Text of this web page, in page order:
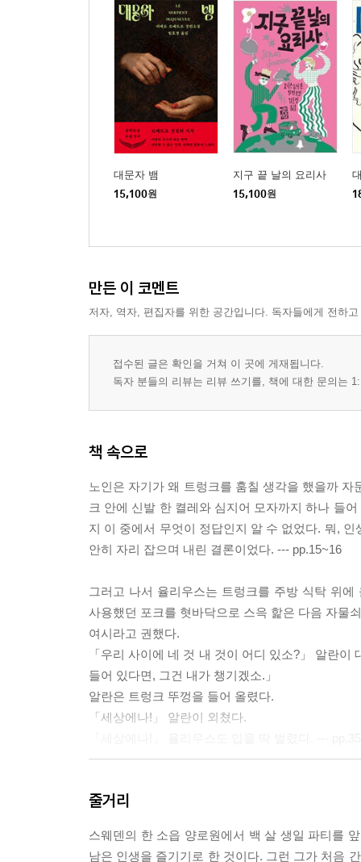
대문자 뱀
15,100원
지구 끝 날의 요리사
15,100원
만든 이 코멘트
저자, 역자, 편집자를 위한 공간입니다. 독자들에게 전하
접수된 글은 확인을 거쳐 이 곳에 게재됩니다.
독자 분들의 리뷰는 리뷰 쓰기를, 책에 대한 문의는
책 속으로
노인은 자기가 왜 트렁크를 훔칠 생각을 했을까
크 안에 신발 한 켤레와 심지어 모자까지 하나 들
지 이 중에서 무엇이 정답인지 알 수 없었다. 뭐,
안히 자리 잡으며 내린 결론이었다. --- pp.15~16
그러고 나서 율리우스는 트렁크를 주방 식탁 위
사용했던 포크를 혓바닥으로 스윽 핥은 다음 자물
여시라고 권했다.
「우리 사이에 네 것 내 것이 어디 있소?」 알란
들어 있다면, 그건 내가 챙기겠소.」
알란은 트렁크 뚜껑을 들어 올렸다.
「세상에나!」 알란이 외쳤다.
거의 무아지경 상태에서 미합중국 대통령에게 자
게 전화를 거는 데 필요한 시간이었다.
줄거리
스웨덴의 한 소읍 양로원에서 백 살 생일 파티를
남은 인생을 즐기기로 한 것이다. 그런 그가 처음